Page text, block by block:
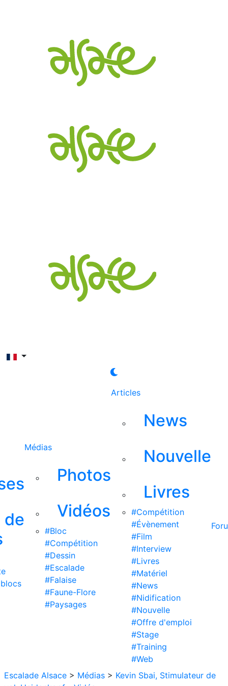
de
Médias
Photos
Vidéos
#Bloc
#Compétition
#Dessin
#Escalade
#Falaise
#Faune-Flore
#Paysages
Articles
News
Nouvelle
Livres
#Compétition
#Évènement
#Film
#Interview
#Livres
#Matériel
#News
#Nidification
#Nouvelle
#Offre d'emploi
#Stage
#Training
#Web
Escalade Alsace > Médias > Kevin Sbai, Stimulateur de